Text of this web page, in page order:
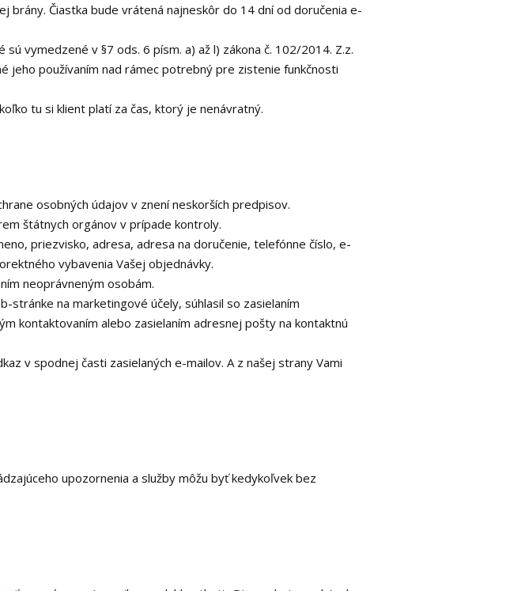
Čiastka bude vrátená najneskôr do 14 dní od doručenia e-
vymedzené v §7 ods. 6 písm. a) až l) zákona č. 102/2014. Z.z.
používaním nad rámec potrebný pre zistenie funkčnosti
tu si klient platí za čas, ktorý je nenávratný.
osobných údajov v znení neskorších predpisov.
štátnych orgánov v prípade kontroly.
priezvisko, adresa, adresa na doručenie, telefónne číslo, e-
vybavenia Vašej objednávky.
neoprávneným osobám.
stránke na marketingové účely, súhlasil so zasielaním
kontaktovaním alebo zasielaním adresnej pošty na kontaktnú
v spodnej časti zasielaných e-mailov. A z našej strany Vami
upozornenia a služby môžu byť kedykoľvek bez